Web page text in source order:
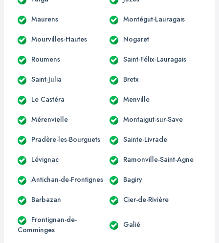
Maurens Montégut-Lauragais
Mourvilles-Hautes Nogaret
Roumens Saint-Félix-Lauragais
Saint-Julia Bretx
Le Castéra Menville
Mérenvielle Montaigut-sur-Save
Pradère-les-Bourguets Sainte-Livrade
Lévignac Ramonville-Saint-Agne
Antichan-de-Frontignes Bagiry
Barbazan Cier-de-Rivière
Frontignan-de-
Comminges
Galié